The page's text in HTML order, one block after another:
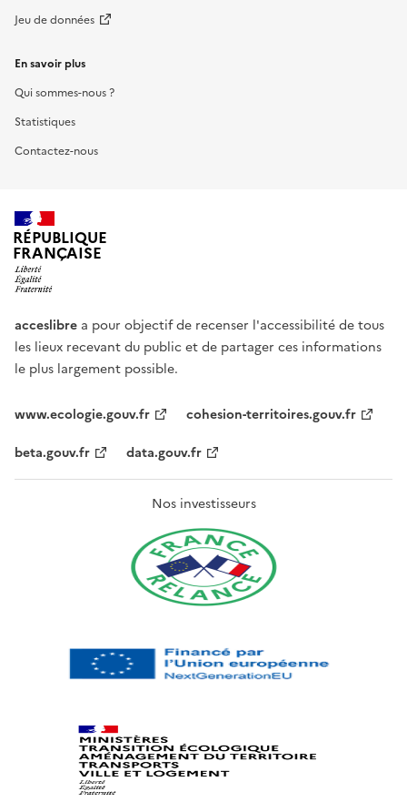
Jeu de données
En savoir plus
Qui sommes-nous ?
Statistiques
Contactez-nous
RÉPUBLIQUE
FRANÇAISE
acceslibre a pour objectif de recenser l'accessibilité de tous
les lieux recevant du public et de partager ces informations
le plus largement possible.
www.ecologie.gouv.fr
cohesion-territoires.gouv.fr
beta.gouv.fr
data.gouv.fr
Nos investisseurs